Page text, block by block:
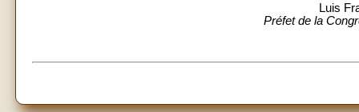
Luis
Préfet de la